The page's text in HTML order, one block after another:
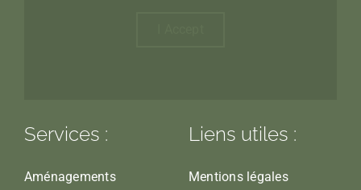
Services :
Aménagements
Liens utiles :
Mentions légales